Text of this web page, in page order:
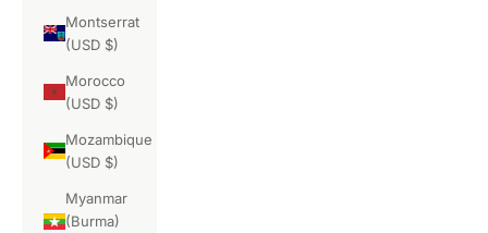
Montserrat
(USD $)
Morocco
(USD $)
Mozambique
(USD $)
Myanmar
(Burma)